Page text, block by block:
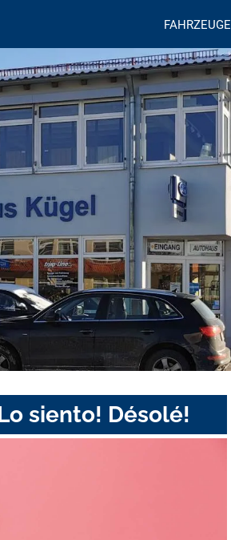
FAHRZEUGE
siento! Désolé!